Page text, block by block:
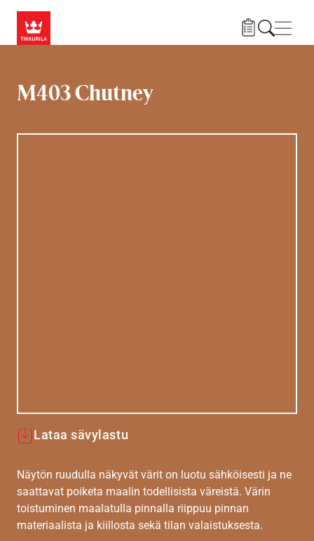
M403 Chutney
Lataa sävylastu
Näytön ruudulla näkyvät värit on luotu sähköisesti ja ne
saattavat poiketa maalin todellisista väreistä. Värin
toistuminen maalatulla pinnalla riippuu pinnan
materiaalista ja kiillosta sekä tilan valaistuksesta.